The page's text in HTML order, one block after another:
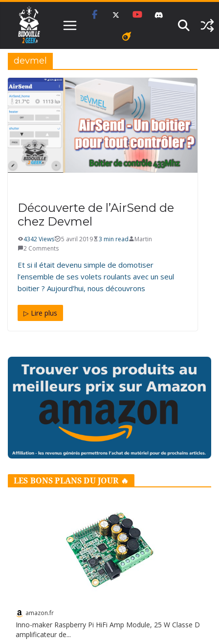
contenu
devmel
Découverte de l’AirSend de
chez Devmel
4342 Views 5 avril 2019 3 min read
Martin
2 Comments
Et si il était devenu simple de domotiser
l’ensemble de ses volets roulants avec un seul
boitier ? Aujourd’hui, nous découvrons
▷ Lire plus
LES BONS PLANS DU JOUR 🔥
amazon.fr
Inno-maker Raspberry Pi HiFi Amp Module, 25 W Classe D
amplificateur de...